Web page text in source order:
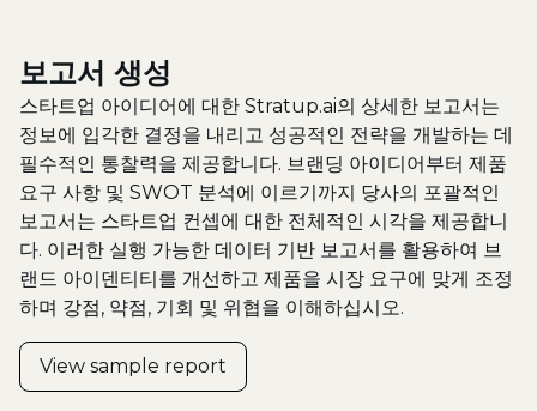
보고서 생성
스타트업 아이디어에 대한 Stratup.ai의 상세한 보고서는
정보에 입각한 결정을 내리고 성공적인 전략을 개발하는 데
필수적인 통찰력을 제공합니다. 브랜딩 아이디어부터 제품
요구 사항 및 SWOT 분석에 이르기까지 당사의 포괄적인
보고서는 스타트업 컨셉에 대한 전체적인 시각을 제공합니
다. 이러한 실행 가능한 데이터 기반 보고서를 활용하여 브
랜드 아이덴티티를 개선하고 제품을 시장 요구에 맞게 조정
하며 강점, 약점, 기회 및 위협을 이해하십시오.
View sample report